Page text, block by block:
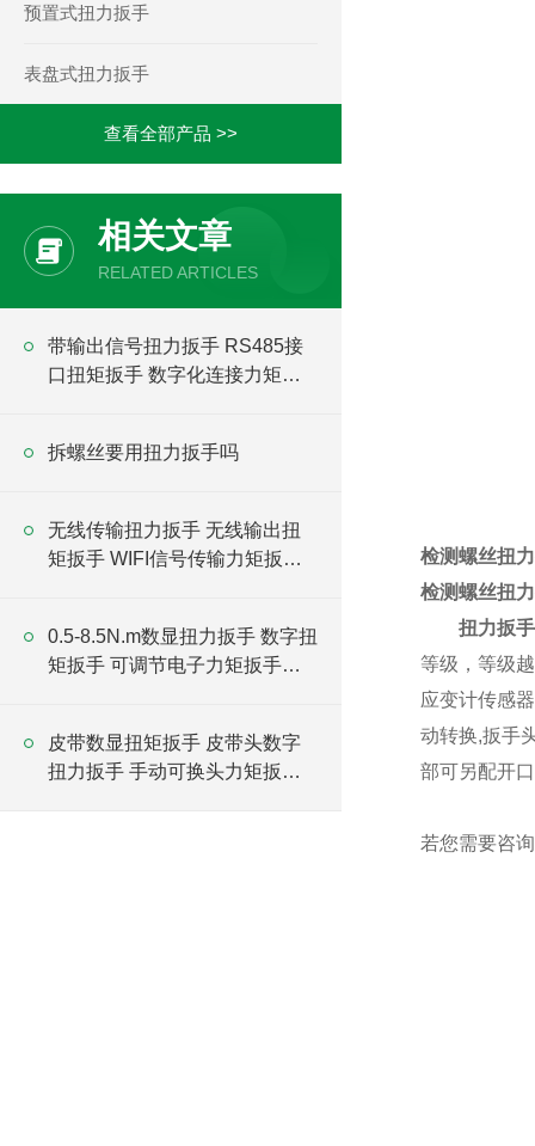
预置式扭力扳手
表盘式扭力扳手
查看全部产品 >>
相关文章
RELATED ARTICLES
带输出信号扭力扳手 RS485接
口扭矩扳手 数字化连接力矩扳
拆螺丝要用扭力扳手吗
无线传输扭力扳手 无线输出扭
矩扳手 WIFI信号传输力矩扳手
0.5-8.5N.m数显扭力扳手 数字扭
矩扳手 可调节电子力矩扳手厂
皮带数显扭矩扳手 皮带头数字
扭力扳手 手动可换头力矩扳手
检测螺丝扭
检测螺丝扭
扭力扳手
等级，等级
应变计传感
动转换,扳手
部可另配开
若您需要咨